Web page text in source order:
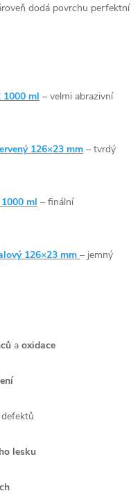
dodá povrchu perfektní
1000 ml – velmi abrazivní
126×23 mm – tvrdý
ml – finální
126×23 mm – jemný
a oxidace
lesku